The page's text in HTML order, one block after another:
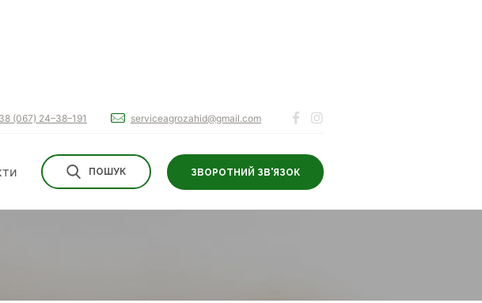
ПОШУК ЗВОРОТНИЙ ЗВ'ЯЗОК
(067) 24–38–191 serviceagrozahid@gmail.com